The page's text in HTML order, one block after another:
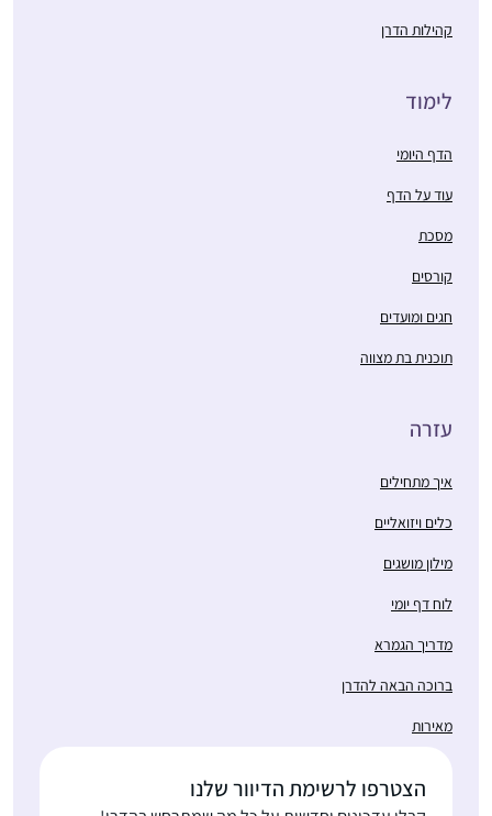
קהילות הדרן
לימוד
הדף היומי
עוד על הדף
מסכת
קורסים
חגים ומועדים
תוכנית בת מצווה
עזרה
איך מתחילים
כלים ויזואליים
מילון מושגים
לוח דף יומי
מדריך הגמרא
ברוכה הבאה להדרן
מאירות
הצטרפו לרשימת הדיוור שלנו